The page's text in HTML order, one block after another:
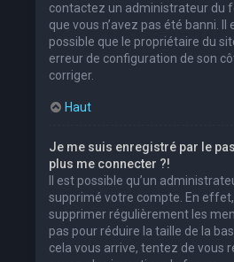
contactez un administrateur du
que vous n’avez pas été banni.
possible que le propriétaire du
erreur de configuration de son
corriger.
Haut
Je me suis enregistré par le
plus me connecter ?!
Il est possible qu’un
supprimé votre compte. En
supprimer régulièrement les
pas pour réduire la taille de la
cela vous arrive, tentez de vous